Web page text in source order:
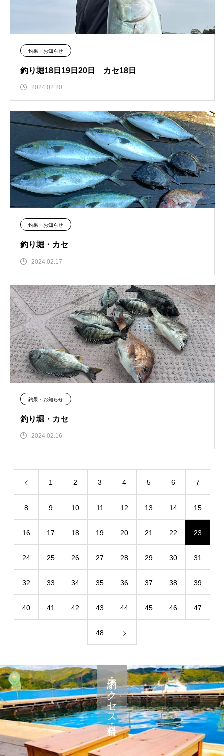
釣果・お知らせ
釣り堀18日19日20日 カセ18日
2024.02.20
釣果・お知らせ
釣り堀・カセ
2024.02.17
釣果・お知らせ
釣り堀・カセ
2024.02.16
1 2 3 4 5 6 7
8 9 10 11 12 13 14 15
16 17 18 19 20 21 22 23
24 25 26 27 28 29 30 31
32 33 34 35 36 37 38 39
40 41 42 43 44 45 46 47
48
予約・アクセス・料金